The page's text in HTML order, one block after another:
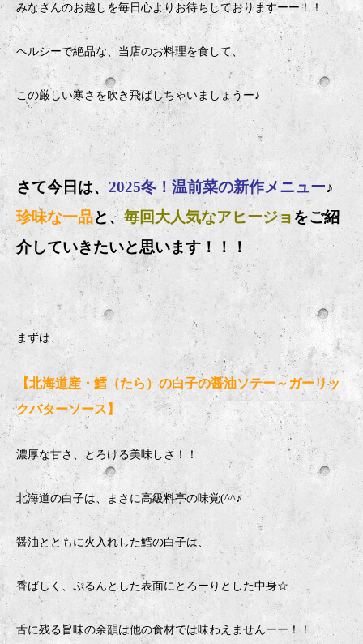
みなさんのお越しを毎日心よりお待ちしておりますーー！！
ヘルシーで絶品な、当店のお料理を食して、
この厳しい寒さを吹き飛ばしちゃいましょうー♪
さて今日は、 2025冬！温前菜の新作メニュー♪
珍味な一品と、毎回大人気なアヒージョ をご紹
介していきたいと思います！！！
まずは、
【北海道産・鱈（たら）の白子の醤油ソテー～ガーリッ
クバターソース】
濃厚な甘さ、とろける美味しさ！！
北海道の白子は、まさに高級料亭の味覚(^^♪
醤油とともに火入れした鱈の白子は、
香ばしく、ぷるんとした表面にとろーりとした中身☆
舌に残る旨味の余韻は他の食材では味わえませんーー！！